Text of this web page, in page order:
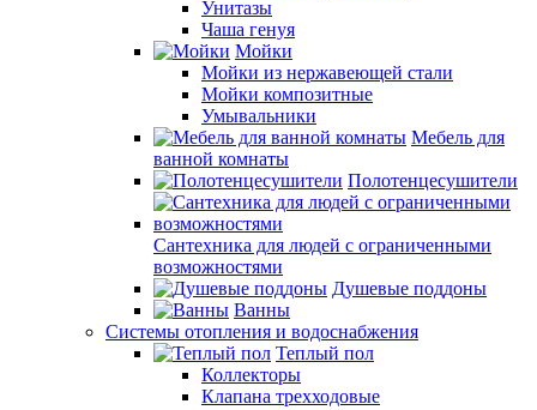
Унитазы
Чаша генуя
Мойки
Мойки из нержавеющей стали
Мойки композитные
Умывальники
Мебель для
ванной комнаты
Полотенцесушители
Сантехника для людей с ограниченными
возможностями
Душевые поддоны
Ванны
Системы отопления и водоснабжения
Теплый пол
Коллекторы
Клапана трехходовые